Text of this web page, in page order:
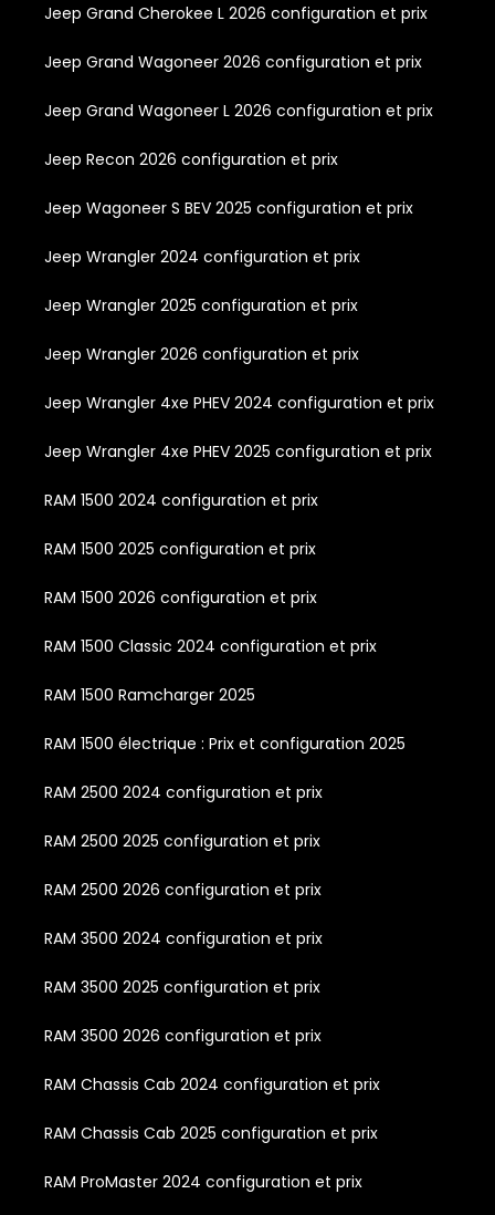
Jeep Grand Cherokee L 2026 configuration et prix
Jeep Grand Wagoneer 2026 configuration et prix
Jeep Grand Wagoneer L 2026 configuration et prix
Jeep Recon 2026 configuration et prix
Jeep Wagoneer S BEV 2025 configuration et prix
Jeep Wrangler 2024 configuration et prix
Jeep Wrangler 2025 configuration et prix
Jeep Wrangler 2026 configuration et prix
Jeep Wrangler 4xe PHEV 2024 configuration et prix
Jeep Wrangler 4xe PHEV 2025 configuration et prix
RAM 1500 2024 configuration et prix
RAM 1500 2025 configuration et prix
RAM 1500 2026 configuration et prix
RAM 1500 Classic 2024 configuration et prix
RAM 1500 Ramcharger 2025
RAM 1500 électrique : Prix et configuration 2025
RAM 2500 2024 configuration et prix
RAM 2500 2025 configuration et prix
RAM 2500 2026 configuration et prix
RAM 3500 2024 configuration et prix
RAM 3500 2025 configuration et prix
RAM 3500 2026 configuration et prix
RAM Chassis Cab 2024 configuration et prix
RAM Chassis Cab 2025 configuration et prix
RAM ProMaster 2024 configuration et prix